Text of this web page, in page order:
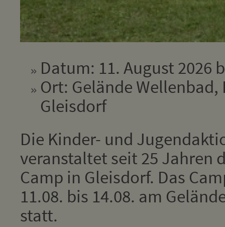
Datum: 11. August 2026
Ort: Gelände Wellenbad,
Gleisdorf
Die Kinder- und
veranstaltet seit 25 Jahren
Camp in Gleisdorf. Das
11.08. bis 14.08. am
statt.